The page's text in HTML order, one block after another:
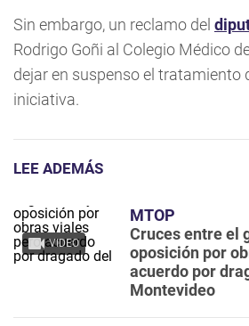
Sin embargo, un reclamo del
Rodrigo Goñi al Colegio Médico
dejar en suspenso el tratamiento
iniciativa.
LEE ADEMÁS
VIDEO
MTOP
Cruces entre el
oposición por
acuerdo por
Montevideo